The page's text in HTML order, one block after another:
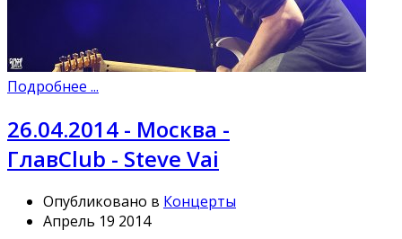
Подробнее ...
26.04.2014 - Москва -
ГлавClub - Steve Vai
Опубликовано в Концерты
Апрель 19 2014